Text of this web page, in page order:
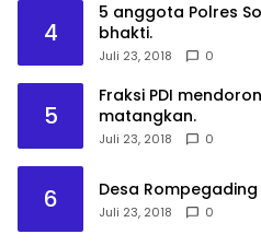
4
5 anggota Polres
bhakti.
Juli 23, 2018 0
5
Fraksi PDI
matangkan.
Juli 23, 2018 0
6 Desa
Juli 23, 2018 0